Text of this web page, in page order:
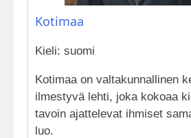
Kotimaa
Kieli: suomi
Kotimaa on valtakunnallinen
ilmestyvä lehti, joka kokoaa
tavoin ajattelevat ihmiset
luo.